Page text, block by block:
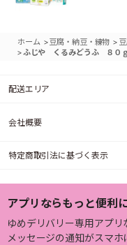
ホーム >豆腐・納豆・練物 >
>ふじや くるみどうふ ８０
配送エリア
会社概要
特定商取引法に基づく表示
アプリならもっと便利
ゆめデリバリー専用アプリ
メッセージの通知がスマホ